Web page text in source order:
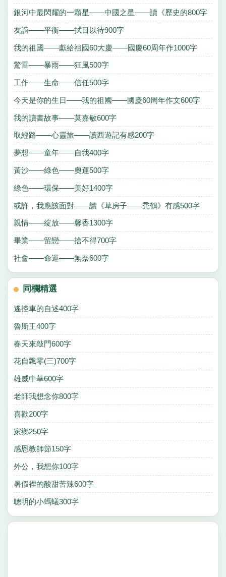
銀河中最閃耀的一顆星——中國之星——讀《歷史的800字
友誼——平衡——拭目以待900字
我的祖國——獻給祖國60大慶——國慶60周年作1000字
驚雷——暴雨——狂風500字
工作——生命——信任500字
今天是你的生日——我的祖國——國慶60周年作文600字
我的讀書故事——莫嘉敏600字
取經路——心靈旅——讀西遊記有感200字
夢想——童年——自我400字
黃沙——綠色——奧運500字
綠色——環保——美好1400字
或許，我應該面對——讀《草房子——禿鶴》有感500字
親情——綻放——馨香1300字
畢業——留戀——捨不得700字
社會——命運——無奈600字
同欄精選
遙控車的自述400字
魯斯王400字
春天來敲門600字
花自飄零(三)700字
雄威中華600字
老師我想念你800字
喜歡200字
家鄉250字
感恩教師節150字
外公，我想你100字
暑假裡的酸甜苦辣600字
聰明的小螞蟻300字